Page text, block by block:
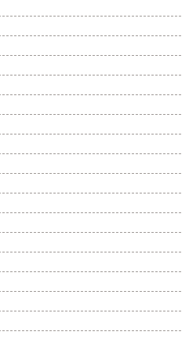
しですか？
笑 先日、池袋の
した
外国人の方が多く、
た
ここの大きな水槽にはサ
ついて説明させていただき
お客様は長くなりますが、ぜ
外壁や屋根の表面に塗装してで
線、雨風、排気ガスなどにさ
くて過ごしやすいお天気です
はバリ島に行きました!! 私も
送られてきたら、またアップ
12
湘南の外壁塗装専門店＊
フィンにはまり中
今回は浩
に
３人で出発
波は小さい
まずは陸でのイメトレ 入水～
10
HALLOWEEN
＊湘南の
門店＊
無沙汰してる間にもう11月も
ね
2020年もあっとゆう間